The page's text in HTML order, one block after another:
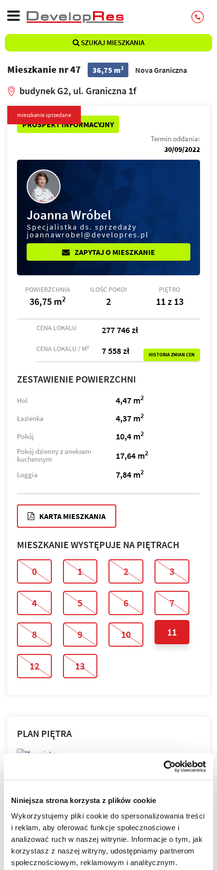
Niniejsza strona korzysta z plików cookie
Wykorzystujemy pliki cookie do spersonalizowania treści
i reklam, aby oferować funkcje społecznościowe i
analizować ruch w naszej witrynie. Informacje o tym, jak
korzystasz z naszej witryny, udostępniamy partnerom
społecznościowym, reklamowym i analitycznym.
SZUKAJ MIESZKANIA
Mieszkanie nr 47 36,75 m2 Nova Graniczna
budynek G2, ul. Graniczna 1f
PROSPEKT INFORMACYJNY
mieszkanie sprzedane
Termin oddania:
30/09/2022
Joanna Wróbel
Specjalistka ds. sprzedaży
joannawrobel@developres.pl
ZAPYTAJ O MIESZKANIE
POWIERZCHNIA
36,75 m2
ILOŚĆ POKOI
2
PIĘTRO
11 z 13
CENA LOKALU 277 746 zł
CENA LOKALU / M2 7 558 zł HISTORIA ZMIAN CEN
ZESTAWIENIE POWIERZCHNI
Hol 4,47 m2
Łazienka 4,37 m2
Pokój 10,4 m2
Pokój dzienny z aneksem
kuchennym
17,64 m2
Loggia 7,84 m2
KARTA MIESZKANIA
MIESZKANIE WYSTĘPUJE NA PIĘTRACH
0 1 2 3
4 5 6 7
8 9 10 11
12 13
PLAN PIĘTRA
LOKALIZACJA
NOVA GRANICZNA powstaje w najbardziej lubianej